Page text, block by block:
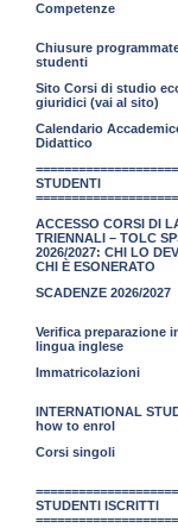
Competenze
Chiusure
studenti
Sito Corsi di studio
giuridici (vai al sito)
Calendario
Didattico
STUDENTI
ACCESSO CORSI DI
TRIENNALI – TOLC
2026/2027: CHI LO
CHI È ESONERATO
SCADENZE 2026/2027
Verifica preparazione
lingua inglese
Immatricolazioni
INTERNATIONAL
how to enrol
Corsi singoli
STUDENTI ISCRITTI